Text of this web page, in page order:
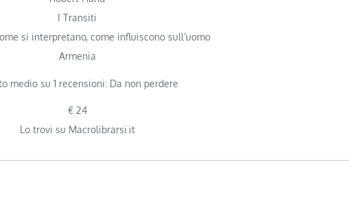
I Transiti
si interpretano, come influiscono sull’uomo
Armenia
€ 24
Lo trovi su Macrolibrarsi.it